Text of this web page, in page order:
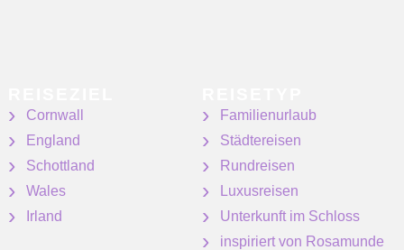
Cornwall
England
Schottland
Wales
Irland
Familienurlaub
Städtereisen
Rundreisen
Luxusreisen
Unterkunft im Schloss
inspiriert von Rosamunde